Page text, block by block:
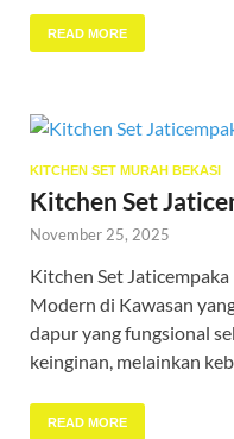
READ MORE
KITCHEN SET MURAH BEKASI
Kitchen Set
November 25, 2025
Kitchen Set
Modern di Kawasan
dapur yang fungsional
keinginan, melainkan
READ MORE